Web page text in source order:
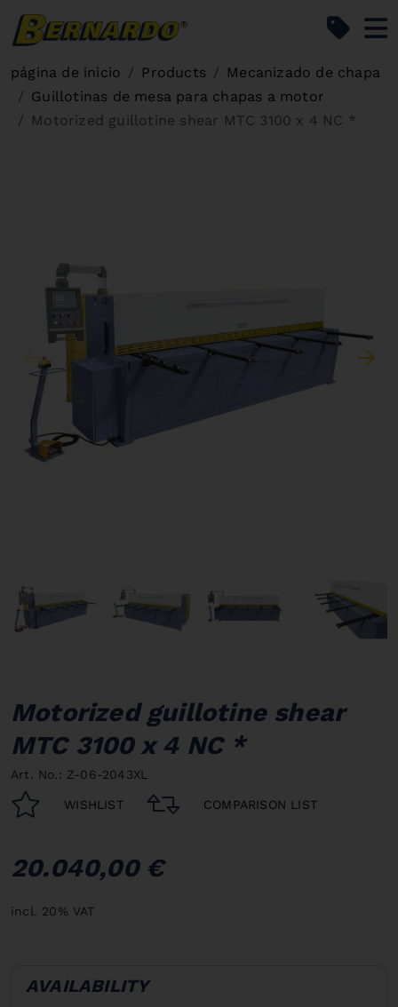
página de inicio Products
Mecanizado de chapa
Guillotinas de mesa para chapas a motor
Motorized guillotine shear MTC 3100 x 4 NC *
Motorized guillotine shear
MTC 3100 x 4 NC *
Art. No.: Z-06-2043XL
WISHLIST COMPARISON LIST
20.040,00 €
incl. 20% VAT
AVAILABILITY